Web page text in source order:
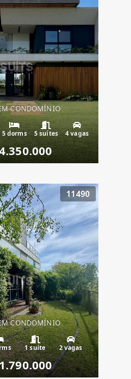
CONDOMÍNIO
5 dorms 5 suítes 4 vagas
11490
CONDOMÍNIO
1 suíte 2 vagas